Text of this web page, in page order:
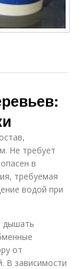
Не требует
в
требуемая
водой при
дышать
от
В зависимости